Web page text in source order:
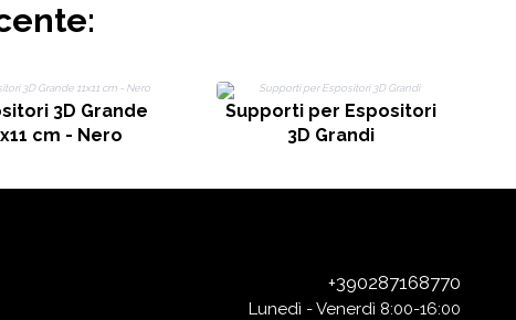
3D Grande
cm - Nero
Supporti per Espositori
3D Grandi
+390287168770
Lunedì - Venerdì 8:00-16:00